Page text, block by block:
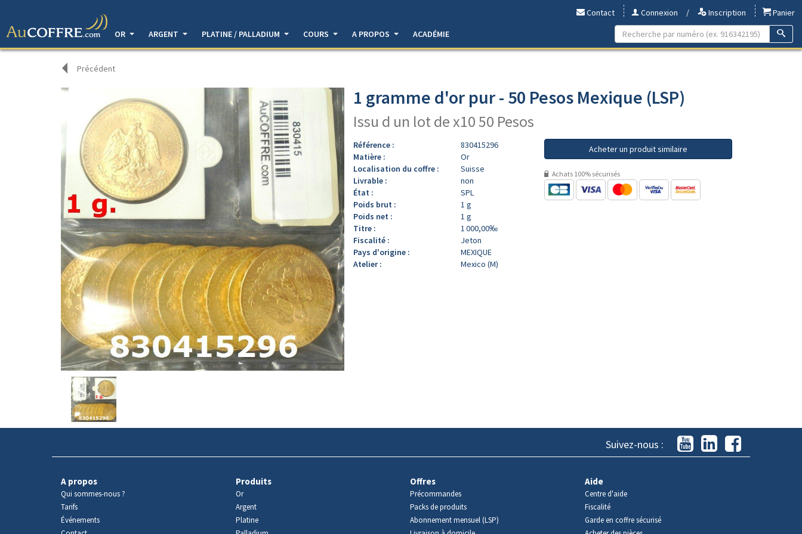
Contact Connexion / Inscription
Panier
OR
ARGENT PLATINE / PALLADIUM COURS A PROPOS ACADÉMIE
Précédent
Avers
produit
1 gramme d'or pur - 50 Pesos Mexique (LSP)
Issu d un lot de x10 50 Pesos
Référence :
830415296
Matière :
Or
Localisation du coffre :
Suisse
Livrable :
non
État :
SPL
Poids brut :
1 g
Poids net :
1 g
Titre :
1 000,00‰
Fiscalité :
Jeton
Pays d'origine :
MEXIQUE
Atelier :
Mexico (M)
Acheter un produit similaire
Achats 100% sécurisés
Suivez-nous :
A propos
Qui sommes-nous ?
Tarifs
Événements
Produits
Or
Argent
Platine
Offres
Précommandes
Packs de produits
Abonnement mensuel (LSP)
Aide
Centre d'aide
Fiscalité
Garde en coffre sécurisé